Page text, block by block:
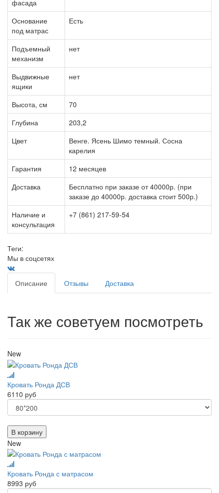
фасада
Основание
под матрас
Есть
Подъемный
механизм
нет
Выдвижные
ящики
нет
Высота, см
70
Глубина
203,2
Цвет
Венге. Ясень Шимо темный. Сосна
карелия
Гарантия
12 месяцев
Доставка
Бесплатно при заказе от 40000р. (при
заказе до 40000р. доставка стоит 500р.)
Наличие и
консультация
+7 (861) 217-59-54
Теги:
Мы в соцсетях
Описание Отзывы Доставка
Так же советуем посмотреть
New
Кровать Ронда ДСВ
6110 руб
В корзину
New
Кровать Ронда с матрасом
8993 руб